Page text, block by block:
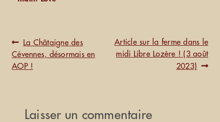
Navigation
de
l’article
Article
précédent :
La Châtaigne des
Cévennes, désormais en
AOP !
Article
suivant :
Article sur la ferme dans le
midi Libre Lozère ! (3 août
2023)
Laisser un commentaire